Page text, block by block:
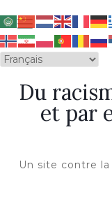
OUVRIR/
Du
et par
Un site contre